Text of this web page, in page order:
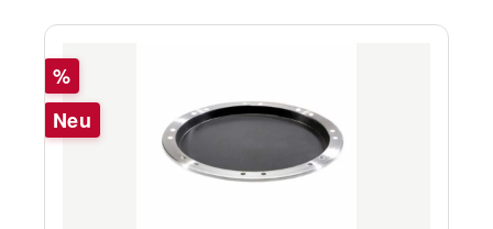
Rabatt
%
Neu